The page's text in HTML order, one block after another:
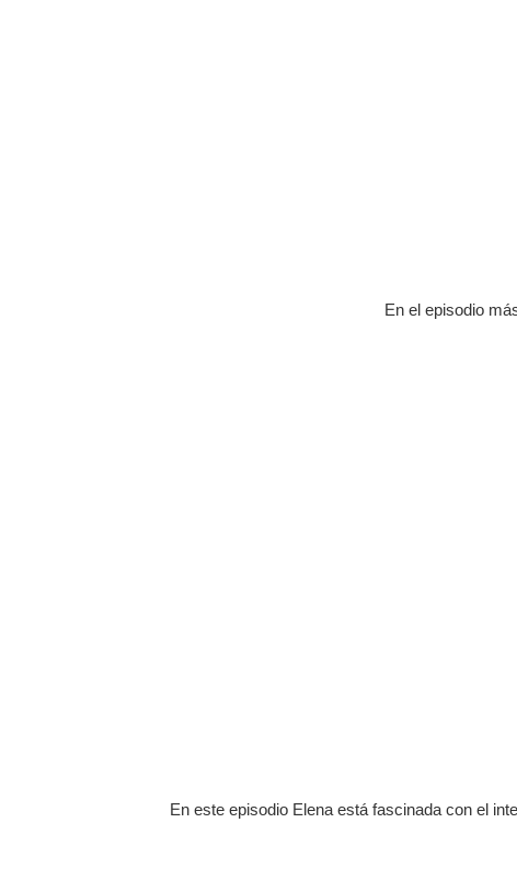
En el episodio
En este episodio Elena está fascinada con el